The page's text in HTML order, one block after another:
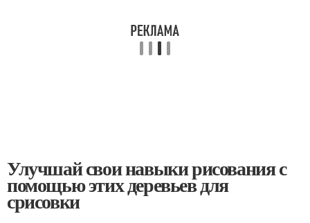
Улучшай свои навыки рисования с
помощью этих деревьев для
срисовки